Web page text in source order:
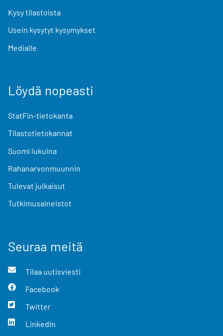
Kysy tilastoista
Usein kysytyt kysymykset
Medialle
Löydä nopeasti
StatFin-tietokanta
Tilastotietokannat
Suomi lukuina
Rahanarvonmuunnin
Tulevat julkaisut
Tutkimusaineistot
Seuraa meitä
Tilaa uutisviesti
Facebook
Twitter
LinkedIn